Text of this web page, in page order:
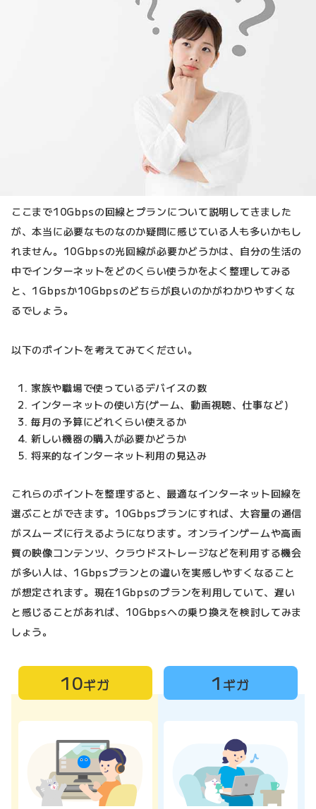
ここまで10Gbpsの回線とプランについて説明してきました
が、本当に必要なものなのか疑問に感じている人も多いかもし
れません。10Gbpsの光回線が必要かどうかは、自分の生活の
中でインターネットをどのくらい使うかをよく整理してみる
と、1Gbpsか10Gbpsのどちらが良いのかがわかりやすくな
るでしょう。
以下のポイントを考えてみてください。
家族や職場で使っているデバイスの数
インターネットの使い方(ゲーム、動画視聴、仕事など)
毎月の予算にどれくらい使えるか
新しい機器の購入が必要かどうか
将来的なインターネット利用の見込み
これらのポイントを整理すると、最適なインターネット回線を
選ぶことができます。10Gbpsプランにすれば、大容量の通信
がスムーズに行えるようになります。オンラインゲームや高画
質の映像コンテンツ、クラウドストレージなどを利用する機会
が多い人は、1Gbpsプランとの違いを実感しやすくなること
が想定されます。現在1Gbpsのプランを利用していて、遅い
と感じることがあれば、10Gbpsへの乗り換えを検討してみま
しょう。
10ギガ 1 ギガ